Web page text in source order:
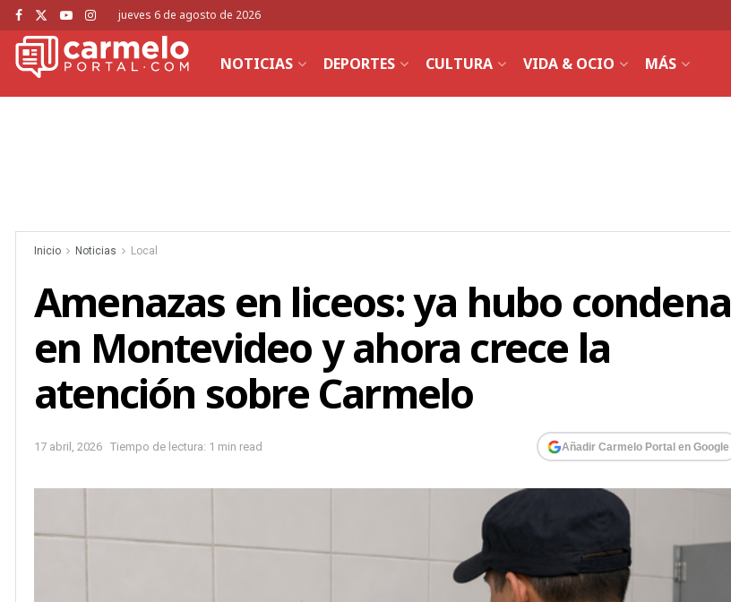
jueves 6 de agosto de 2026
NOTICIAS DEPORTES CULTURA VIDA & OCIO MÁS
Inicio Noticias Local
Amenazas en liceos: ya hubo condena
en Montevideo y ahora crece la
atención sobre Carmelo
17 abril, 2026 Tiempo de lectura: 1 min read Añadir Carmelo Portal en Google